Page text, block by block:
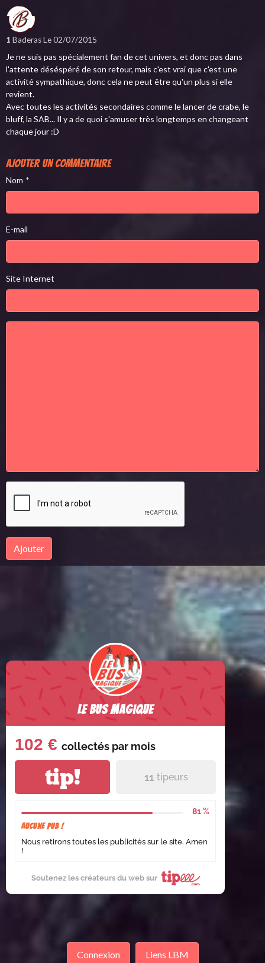
1 BaderasLe 02/07/2015
Je ne suis pas spécialement fan de cet univers, et donc pas dans
l'attente déséspéré de son retour, mais c'est vrai que c'est une
activité sympathique, donc cela ne peut être qu'un plus si elle
revient.
Avec toutes les activités secondaires comme le lancer de crabe, le
bluff, la SAB... Il y a de quoi s'amuser très longtemps en changeant
chaque jour :D
Ajouter un commentaire
Nom
E-mail
Site Internet
Ajouter
Le Bus Magique
102 € collectés par mois
tip! 11 tipeurs
81 %
Aucune pub !
Nous retirons toutes les publicités sur le site. Amen
!
Soutenez les créateurs du web sur
Connexion Liens LBM